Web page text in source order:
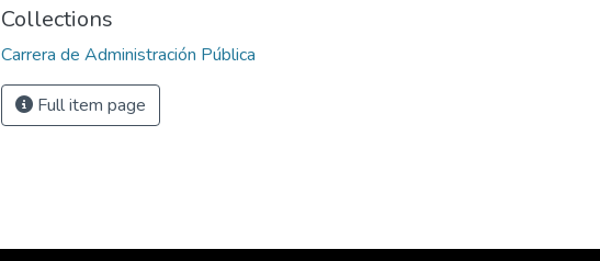
Collections
Carrera de Administración Pública
Full item page